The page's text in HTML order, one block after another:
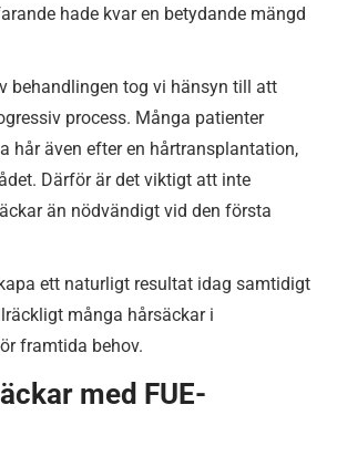
hade kvar en betydande mängd
behandlingen tog vi hänsyn till att
process. Många patienter
hår även efter en hårtransplantation,
Därför är det viktigt att inte
än nödvändigt vid den första
ett naturligt resultat idag samtidigt
många hårsäckar i
framtida behov.
med FUE-